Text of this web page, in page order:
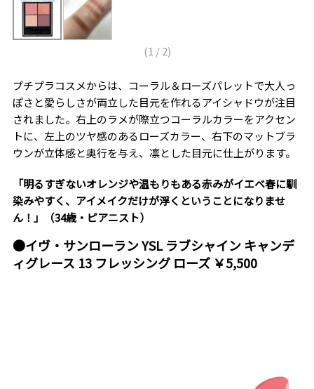
(1 /2)
プチプラコスメからは、コーラル＆ローズパレットで大人っ
ぽさと愛らしさが両立した目元を作れるアイシャドウが注目
されました。右上のラメが際立つコーラルカラーをアクセン
トに、左上のツヤ感のあるローズカラー、右下のマットブラ
ウンが立体感と奥行を与え、凛とした目元に仕上がります。
「明るすぎないオレンジや温もりもある赤みがイエベ春に馴
染みやすく、アイメイクだけが浮くということになりませ
ん！」（34歳・ピアニスト）
●イヴ・サンローラン YSL ラブシャイン キャンデ
ィグレース 13 フレッシング ローズ ￥5,500